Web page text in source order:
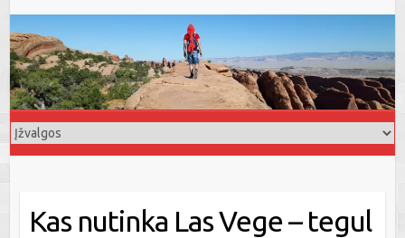
Kas nutinka Las Vege – tegul